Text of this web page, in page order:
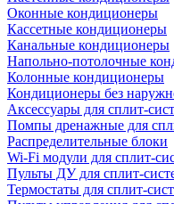
Оконные кондиционеры
Кассетные кондиционеры
Канальные кондиционеры
Напольно-потолочные
Колонные кондиционеры
Кондиционеры без
Аксессуары для сплит-
Помпы дренажные для
Распределительные блоки
Wi-Fi модули для сплит-
Пульты ДУ для сплит-
Термостаты для сплит-